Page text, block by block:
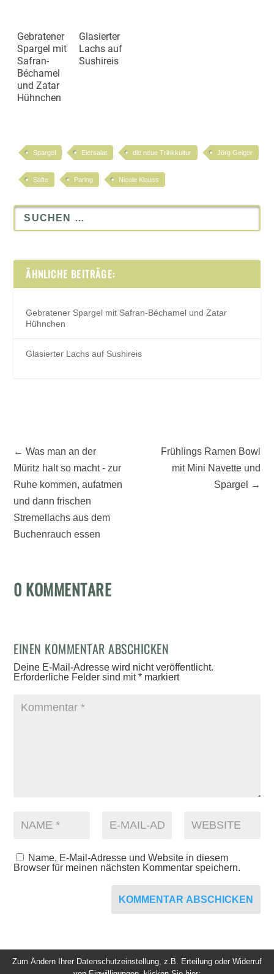
Gebratener
Spargel mit
Safran-
Béchamel
und Zatar
Hühnchen
Glasierter
Lachs auf
Sushireis
Spargel Eiersalat die neue Trinkkultur Jörg Geiger
Säfte Paring Nicole Klauss
ÄHNLICHE BEITRÄGE:
Gebratener Spargel mit Safran-Béchamel und Zatar
Hühnchen
Glasierter Lachs auf Sushireis
←Was man an der
Müritz halt so macht - zur
Ruhe kommen, aufatmen
und dann frischen
Stremellachs aus dem
Buchenrauch essen
Frühlings Ramen Bowl
mit Mini Navette und
Spargel
→
0 KOMMENTARE
EINEN KOMMENTAR ABSCHICKEN
Deine E-Mail-Adresse wird nicht veröffentlicht.
Erforderliche Felder sind mit* markiert
Name, E-Mail-Adresse und Website in diesem
Browser für meinen nächsten Kommentar speichern.
KOMMENTAR ABSCHICKEN
Zum Ändern Ihrer Datenschutzeinstellung, z.B. Erteilung oder Widerruf